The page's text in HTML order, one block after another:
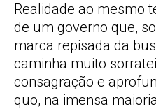
Realidade ao mesmo
de um governo que,
marca repisada da
caminha muito
consagração e
quo, na imensa